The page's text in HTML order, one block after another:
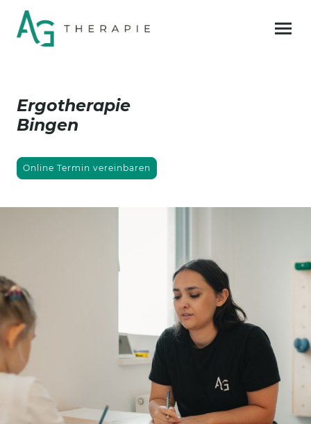
Ergotherapie
Bingen
Online Termin vereinbaren